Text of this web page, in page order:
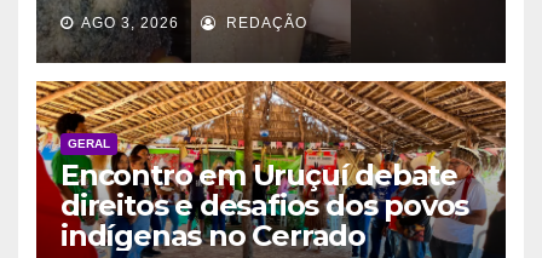
AGO 3, 2026 REDAÇÃO
GERAL
Encontro em Uruçuí debate
direitos e desafios dos povos
indígenas no Cerrado